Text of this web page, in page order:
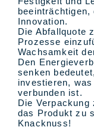
Innovation.
Die Abfallquote
Prozesse
Wachsamkeit
Den
senken
investieren,
verbunden ist.
Die
das Produkt zu
Knacknuss!